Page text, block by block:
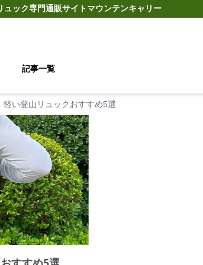
ュック専門通販サイトマウンテンキャリー
記事一覧
軽い登山リュックおすすめ5選